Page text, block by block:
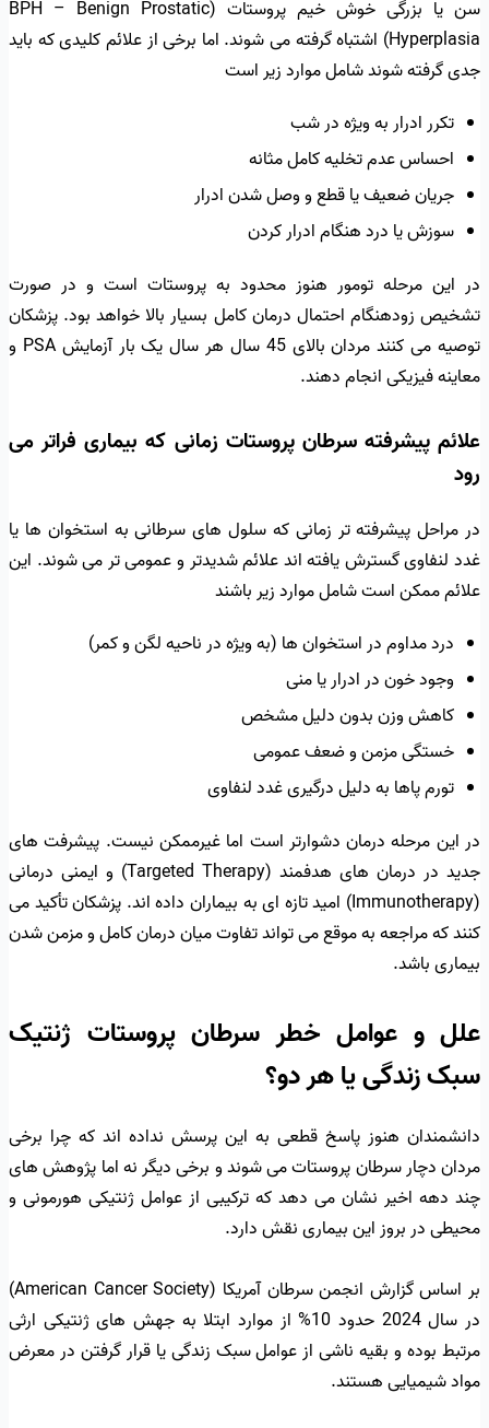
سن یا بزرگی خوش خیم پروستات (BPH – Benign Prostatic
Hyperplasia) اشتباه گرفته می شوند. اما برخی از علائم کلیدی که باید
جدی گرفته شوند شامل موارد زیر است
تکرر ادرار به ویژه در شب
احساس عدم تخلیه کامل مثانه
جریان ضعیف یا قطع و وصل شدن ادرار
سوزش یا درد هنگام ادرار کردن
در این مرحله تومور هنوز محدود به پروستات است و در صورت
تشخیص زودهنگام احتمال درمان کامل بسیار بالا خواهد بود. پزشکان
توصیه می کنند مردان بالای 45 سال هر سال یک بار آزمایش PSA و
معاینه فیزیکی انجام دهند.
علائم پیشرفته سرطان پروستات زمانی که بیماری فراتر می
رود
در مراحل پیشرفته تر زمانی که سلول های سرطانی به استخوان ها یا
غدد لنفاوی گسترش یافته اند علائم شدیدتر و عمومی تر می شوند. این
علائم ممکن است شامل موارد زیر باشند
درد مداوم در استخوان ها (به ویژه در ناحیه لگن و کمر)
وجود خون در ادرار یا منی
کاهش وزن بدون دلیل مشخص
خستگی مزمن و ضعف عمومی
تورم پاها به دلیل درگیری غدد لنفاوی
در این مرحله درمان دشوارتر است اما غیرممکن نیست. پیشرفت های
جدید در درمان های هدفمند (Targeted Therapy) و ایمنی درمانی
(Immunotherapy) امید تازه ای به بیماران داده اند. پزشکان تأکید می
کنند که مراجعه به موقع می تواند تفاوت میان درمان کامل و مزمن شدن
بیماری باشد.
علل و عوامل خطر سرطان پروستات ژنتیک
سبک زندگی یا هر دو؟
دانشمندان هنوز پاسخ قطعی به این پرسش نداده اند که چرا برخی
مردان دچار سرطان پروستات می شوند و برخی دیگر نه اما پژوهش های
چند دهه اخیر نشان می دهد که ترکیبی از عوامل ژنتیکی هورمونی و
محیطی در بروز این بیماری نقش دارد.
بر اساس گزارش انجمن سرطان آمریکا (American Cancer Society)
در سال 2024 حدود 10% از موارد ابتلا به جهش های ژنتیکی ارثی
مرتبط بوده و بقیه ناشی از عوامل سبک زندگی یا قرار گرفتن در معرض
مواد شیمیایی هستند.